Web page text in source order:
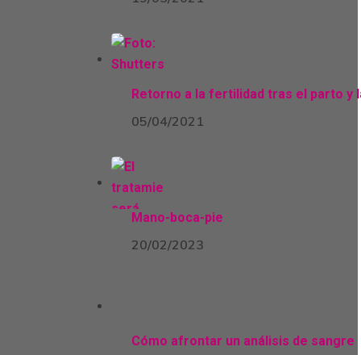
Retorno a la fertilidad tras el parto y
05/04/2021
Mano-boca-pie
20/02/2023
Cómo afrontar un análisis de sangre